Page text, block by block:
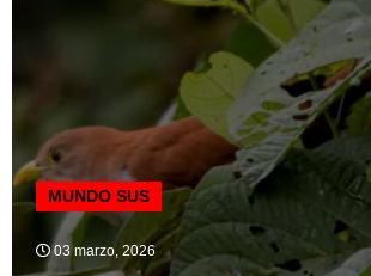
MUNDO SUS
03 marzo, 2026